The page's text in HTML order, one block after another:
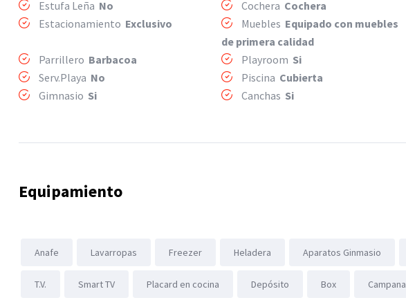
Estufa Leña No Cochera Cochera
Estacionamiento Exclusivo Muebles Equipado con muebles
de primera calidad
Parrillero Barbacoa Playroom Si
Serv.Playa No Piscina Cubierta
Gimnasio Si Canchas Si
Equipamiento
Anafe Lavarropas Freezer Heladera Aparatos Ginmasio
T.V. Smart TV Placard en cocina Depósito Box Campana